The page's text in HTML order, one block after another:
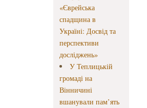
«Єврейська
спадщина в
Україні: Досвід та
перспективи
досліджень»
У Теплицькій
громаді на
Вінничині
вшанували пам’ять